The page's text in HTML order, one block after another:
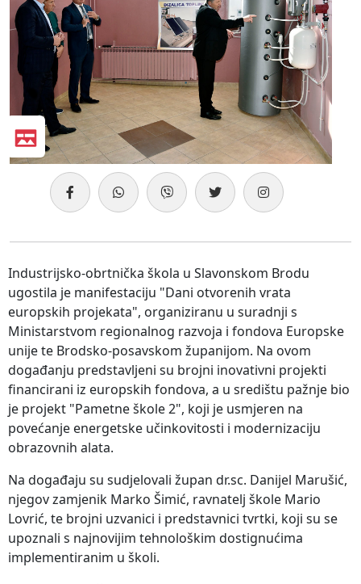
Industrijsko-obrtnička škola u Slavonskom Brodu
ugostila je manifestaciju "Dani otvorenih vrata
europskih projekata", organiziranu u suradnji s
Ministarstvom regionalnog razvoja i fondova Europske
unije te Brodsko-posavskom županijom. Na ovom
događanju predstavljeni su brojni inovativni projekti
financirani iz europskih fondova, a u središtu pažnje bio
je projekt "Pametne škole 2", koji je usmjeren na
povećanje energetske učinkovitosti i modernizaciju
obrazovnih alata.
Na događaju su sudjelovali župan dr.sc. Danijel Marušić,
njegov zamjenik Marko Šimić, ravnatelj škole Mario
Lovrić, te brojni uzvanici i predstavnici tvrtki, koji su se
upoznali s najnovijim tehnološkim dostignućima
implementiranim u školi.